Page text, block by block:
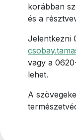
korábban
és a
Jelentkezni
vagy a
lehet.
A